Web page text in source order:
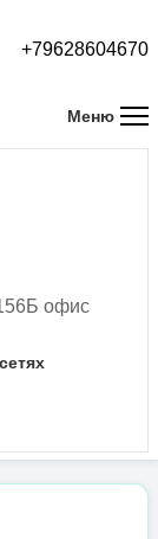
+79628604670
Меню
офис